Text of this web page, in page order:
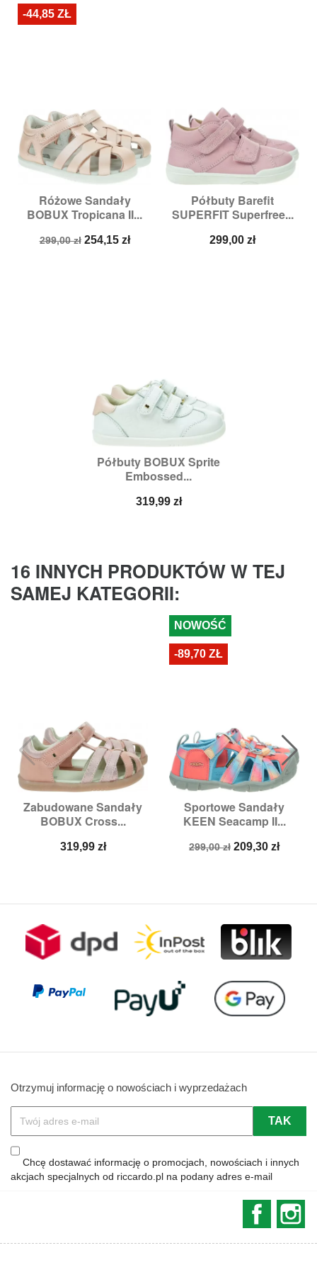
Różowe Sandały
BOBUX Tropicana II...
Cena
299,00 zł Cena
254,15 zł
-44,85 ZŁ
Półbuty Barefit
SUPERFIT Superfree...
Cena
299,00 zł
Półbuty BOBUX Sprite
Embossed...
Cena
319,99 zł
16 INNYCH PRODUKTÓW W TEJ
SAMEJ KATEGORII:
Zabudowane Sandały
BOBUX Cross...
Cena
319,99 zł
Sportowe Sandały
KEEN Seacamp II...
Cena
299,00 zł Cena
209,30 zł
NOWOŚĆ
-89,70 ZŁ
Otrzymuj informację o nowościach i wyprzedażach
Chcę dostawać informację o promocjach, nowościach i innych
akcjach specjalnych od riccardo.pl na podany adres e-mail